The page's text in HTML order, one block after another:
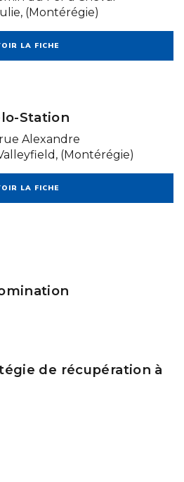
(Montérégie)
LA FICHE
Station
Alexandre
(Montérégie)
LA FICHE
de récupération à